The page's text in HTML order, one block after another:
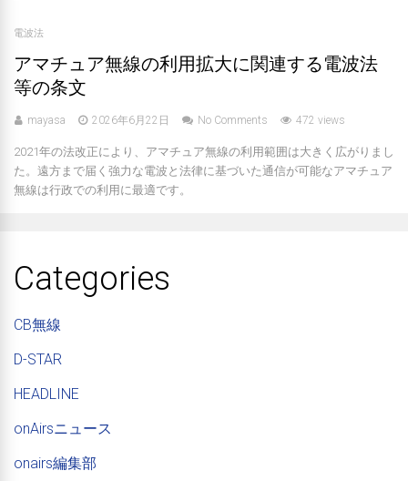
電波法
アマチュア無線の利用拡大に関連する電波法
等の条文
mayasa 2026年6月22日 No Comments 472 views
2021年の法改正により、アマチュア無線の利用範囲は大きく広がりまし
た。遠方まで届く強力な電波と法律に基づいた通信が可能なアマチュア
無線は行政での利用に最適です。
Categories
CB無線
D-STAR
HEADLINE
onAirsニュース
onairs編集部